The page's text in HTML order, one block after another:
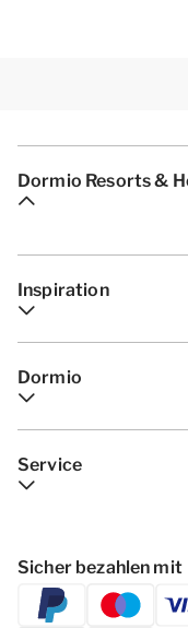
Dormio Resorts &
Inspiration
Dormio
Service
Sicher bezahlen mit